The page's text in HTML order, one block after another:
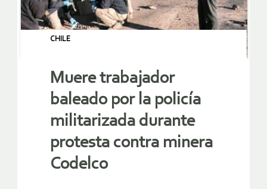
CHILE
Muere trabajador
baleado por la policía
militarizada durante
protesta contra minera
Codelco